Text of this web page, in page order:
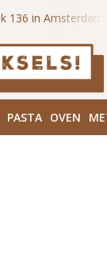
Bezoek onze
PASTA OVEN